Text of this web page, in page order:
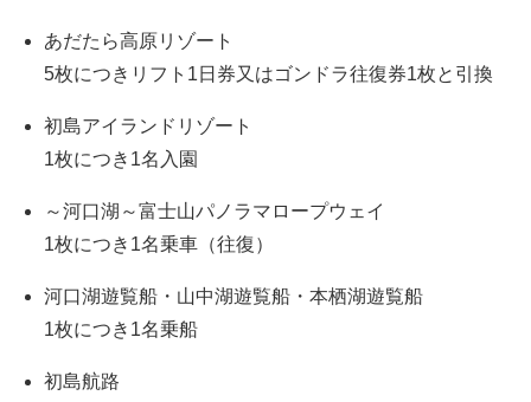
あだたら高原リゾート
5枚につきリフト1日券又はゴンドラ往復券1枚と引換
初島アイランドリゾート
1枚につき1名入園
～河口湖～富士山パノラマロープウェイ
1枚につき1名乗車（往復）
河口湖遊覧船・山中湖遊覧船・本栖湖遊覧船
1枚につき1名乗船
初島航路